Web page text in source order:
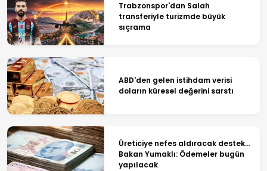
Trabzonspor'dan Salah
transferiyle turizmde büyük
sıçrama
ABD'den gelen istihdam verisi
doların küresel değerini sarstı
Üreticiye nefes aldıracak destek...
Bakan Yumaklı: Ödemeler bugün
yapılacak